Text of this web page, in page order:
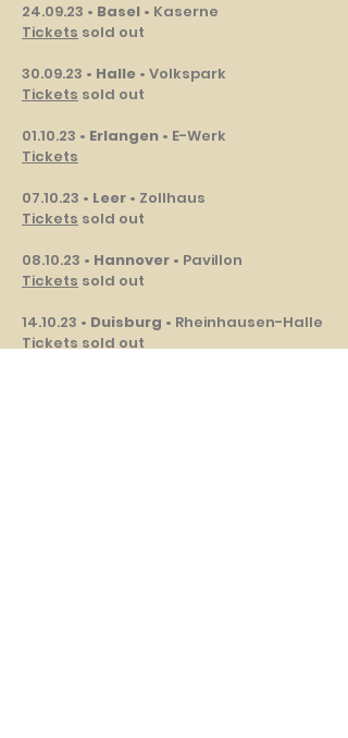
24.09.23 • Basel • Kaserne
Tickets sold out
30.09.23 • Halle • Volkspark
Tickets sold out
01.10.23 • Erlangen • E-Werk
Tickets
07.10.23 • Leer • Zollhaus
Tickets sold out
08.10.23 • Hannover • Pavillon
Tickets sold out
14.10.23 • Duisburg • Rheinhausen-Halle
Tickets sold out